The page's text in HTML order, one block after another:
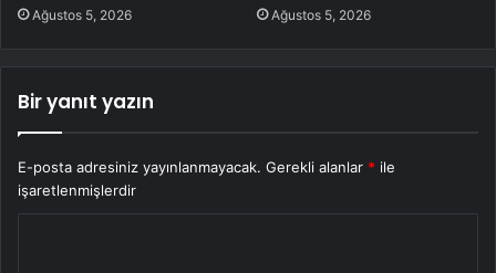
Ağustos 5, 2026 Ağustos 5, 2026
Bir yanıt yazın
E-posta adresiniz yayınlanmayacak. Gerekli alanlar * ile
işaretlenmişlerdir